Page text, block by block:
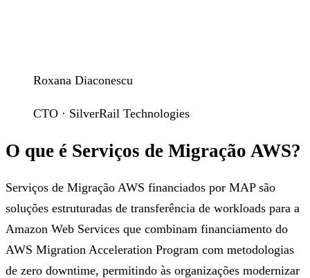
Roxana Diaconescu
CTO · SilverRail Technologies
O que é Serviços de Migração AWS?
Serviços de Migração AWS financiados por MAP são
soluções estruturadas de transferência de workloads para a
Amazon Web Services que combinam financiamento do
AWS Migration Acceleration Program com metodologias
de zero downtime, permitindo às organizações modernizar